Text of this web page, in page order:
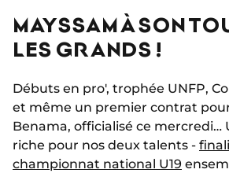
MAYSSAM À SON
LES GRANDS !
Débuts en pro', trophée UNFP,
et même un premier contrat
Benama, officialisé ce mercredi…
riche pour nos deux talents -
championnat national U19